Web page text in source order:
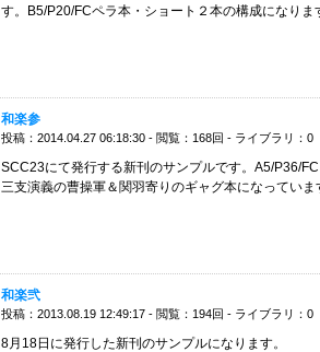
す。B5/P20/FCペラ本・ショート２本の構成になりま
和楽参
投稿：2014.04.27 06:18:30 - 閲覧：168回 - ライブラリ：0
SCC23にて発行する新刊のサンプルです。A5/P36/
三支演義の曹操軍＆関羽寄りのギャグ本になっていま
和楽弐
投稿：2013.08.19 12:49:17 - 閲覧：194回 - ライブラリ：0
8月18日に発行した新刊のサンプルになります。